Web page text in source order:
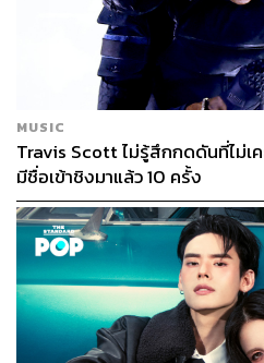
พัฒนาการ เนื่องจากราคาที่ดินใ
เนื่อง ทำให้โครงการบ้านเดี่ยวจ
โครงการในรูปแบบ Vertical
นทร์ เรสซิเดนเซส ยังคงความเป็
บ้านเดี่ยว 2 ชั้นท่ามกลางสังคมคุ
28หลัง บนที่ดิน23ไร่ ภายใ
‘Tropical Modern’ 3แบบบ้
อย่างที่เล่าไปข้างต้น เพื่อเป็นก
โครงการสันติบุรี เดอะ เรสซิเด
เดนเซส ยังคงคาแรกเตอร์เดียว
สถาปัตยกรรม Tropical Modern
MUSIC
Travis Scott ไม่รู้สึกกดดันที่ไม่เ
มีชื่อเข้าชิงมาแล้ว 10 ครั้ง